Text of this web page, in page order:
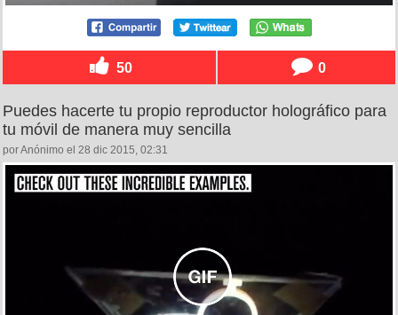
50 0
Puedes hacerte tu propio reproductor holográfico para
tu móvil de manera muy sencilla
por Anónimo el 28 dic 2015, 02:31